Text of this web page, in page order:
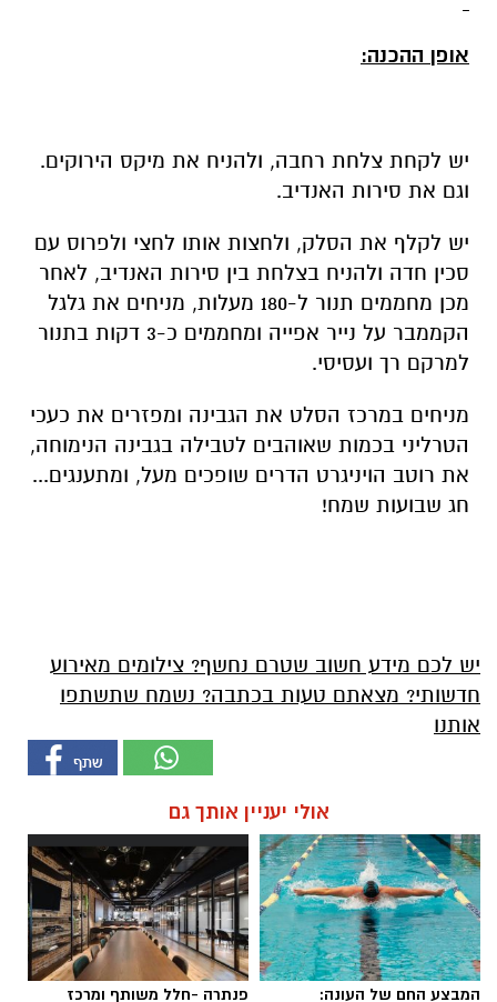
אופן ההכנה:
יש לקחת צלחת רחבה, ולהניח את מיקס הירוקים.
וגם את סירות האנדיב.
יש לקלף את הסלק, ולחצות אותו לחצי ולפרוס עם
סכין חדה ולהניח בצלחת בין סירות האנדיב, לאחר
מכן מחממים תנור ל-180 מעלות, מניחים את גלגל
הקממבר על נייר אפייה ומחממים כ-3 דקות בתנור
למרקם רך ועסיסי.
מניחים במרכז הסלט את הגבינה ומפזרים את כעכי
הטרליני בכמות שאוהבים לטבילה בגבינה הנימוחה,
את רוטב הויניגרט הדרים שופכים מעל, ומתענגים...
חג שבועות שמח!
יש לכם מידע חשוב שטרם נחשף? צילומים מאירוע
חדשותי? מצאתם טעות בכתבה? נשמח שתשתפו
אותנו
אולי יעניין אותך גם
המבצע החם של העונה: פנתרה -חלל משותף ומרכז